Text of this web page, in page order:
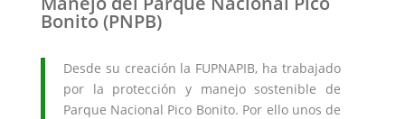
Bonito (PNPB)
Desde su creación la FUPNAPIB, ha trabajado
por la protección y manejo sostenible de
Parque Nacional Pico Bonito. Por ello unos de